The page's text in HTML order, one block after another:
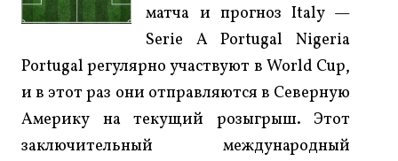
матча и прогноз Italy —
Serie A Portugal Nigeria
Portugal регулярно участвуют в World Cup,
и в этот раз они отправляются в Северную
Америку на текущий розыгрыш. Этот
заключительный международный